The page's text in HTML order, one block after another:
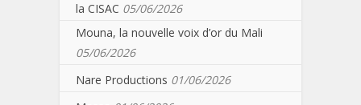
la CISAC 05/06/2026
Mouna, la nouvelle voix d’or du Mali
05/06/2026
Nare Productions 01/06/2026